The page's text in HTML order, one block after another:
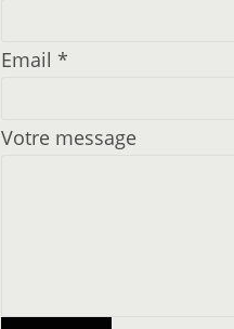
Email *
Votre message